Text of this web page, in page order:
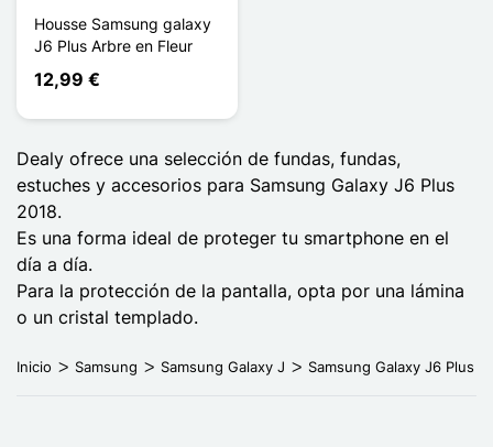
Housse Samsung galaxy
J6 Plus Arbre en Fleur
12,99 €
Dealy ofrece una selección de fundas, fundas,
estuches y accesorios para Samsung Galaxy J6 Plus
2018.
Es una forma ideal de proteger tu smartphone en el
día a día.
Para la protección de la pantalla, opta por una lámina
o un cristal templado.
Inicio Samsung Samsung Galaxy J Samsung Galaxy J6 Plus